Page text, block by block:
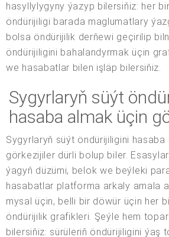
hasyllylygyny ýazyp bilersiňiz: her
öndürijiligi barada maglumatlary
bolsa öndürijilik derňewi geçirilip
öndürijiligini bahalandyrmak üçin
we hasabatlar bilen işläp bilersiňiz.
Sygyrlaryň süýt
hasaba almak üçin
Sygyrlaryň süýt öndürijiligini hasaba
görkezijiler dürli bolup biler.
ýagyň düzümi, belok we beýleki
hasabatlar platforma arkaly amala
mysal üçin, belli bir döwür üçin her
öndürijilik grafikleri. Şeýle hem
bilersiňiz: sürüleriň öndürijiligini ýaş